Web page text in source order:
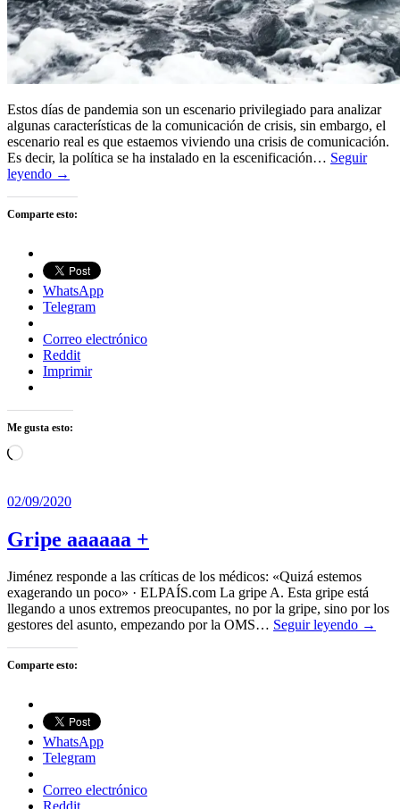
Estos días de pandemia son un escenario privilegiado para analizar
algunas características de la comunicación de crisis, sin embargo, el
escenario real es que estaemos viviendo una crisis de comunicación.
Es decir, la política se ha instalado en la escenificación… Seguir
leyendo →
Comparte esto:
WhatsApp
Telegram
Correo electrónico
Reddit
Imprimir
Me gusta esto:
Cargando...
02/09/2020
Gripe aaaaaa +
Jiménez responde a las críticas de los médicos: «Quizá estemos
exagerando un poco» · ELPAÍS.com La gripe A. Esta gripe está
llegando a unos extremos preocupantes, no por la gripe, sino por los
gestores del asunto, empezando por la OMS… Seguir leyendo →
Comparte esto:
WhatsApp
Telegram
Correo electrónico